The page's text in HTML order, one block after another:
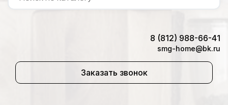
8 (812) 988-66-41
smg-home@bk.ru
Заказать звонок